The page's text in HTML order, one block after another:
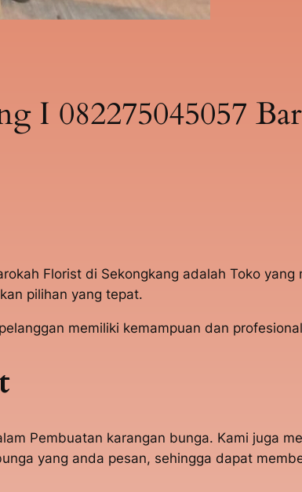
I 082275045057
Florist di Sekongkang adalah Toko
pilihan yang tepat.
memiliki kemampuan dan
Pembuatan karangan bunga. Kami juga
yang anda pesan, sehingga dapat